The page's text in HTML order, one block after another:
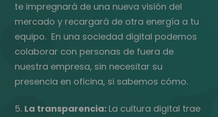
te impregnará de una nueva visión del
mercado y recargará de otra energía a tu
equipo. En una sociedad digital podemos
colaborar con personas de fuera de
nuestra empresa, sin necesitar su
presencia en oficina, si sabemos cómo.
5. La transparencia: La cultura digital trae